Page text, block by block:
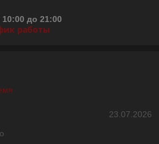
до 21:00
работы
23.07.2026